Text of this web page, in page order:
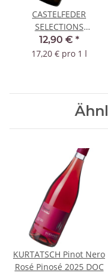
CASTELFEDER
SELECTIONS
Chardonnay Doss 2024
DOC
12,90 € *
17,20 € pro 1 l
KURTATSCH Pinot Nero
Rosé Pinosé 2025 DOC